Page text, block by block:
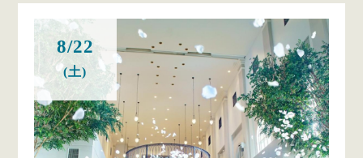
8/22
(土)